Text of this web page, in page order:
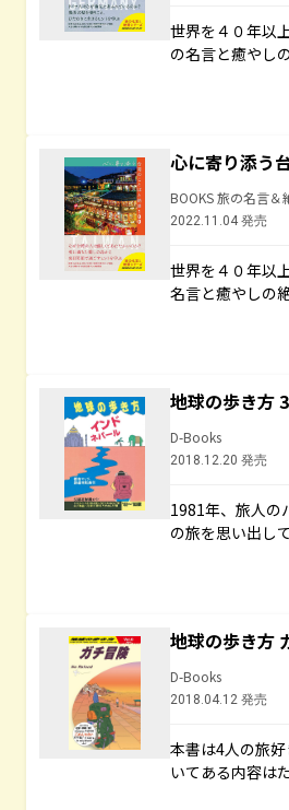
世界を４０年以
の名言と癒やし
心に寄り添う
BOOKS 旅の名言＆
2022.11.04 発売
世界を４０年以
名言と癒やしの
地球の歩き方
D-Books
2018.12.20 発売
1981年、旅人
の旅を思い出し
地球の歩き方
D-Books
2018.04.12 発売
本書は4人の旅
いてある内容は